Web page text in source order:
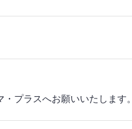
プラスへお願いいたします。